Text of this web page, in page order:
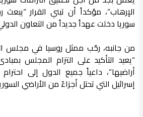
الإرهاب”، مؤكداً أن تبني القرار
سوريا دخلت عهداً جديداً من التعاون
من جانبه، رحّب ممثل روسيا في مجلس
“يعيد التأكيد على التزام المجلس
أراضيها”، داعياً جميع الدول إلى
إسرائيل التي تحتل أجزاءً من الأراضي